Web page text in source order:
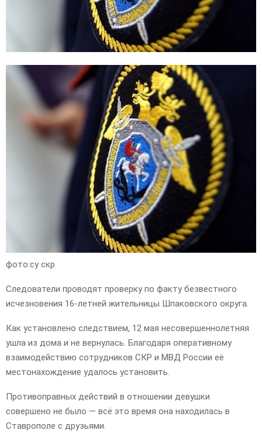
фото:су скр
Следователи проводят проверку по факту безвестного
исчезновения 16-летней жительницы Шпаковского округа.
Как установлено следствием, 12 мая несовершеннолетняя
ушла из дома и не вернулась. Благодаря оперативному
взаимодействию сотрудников СКР и МВД России её
местонахождение удалось установить.
Противоправных действий в отношении девушки
совершено не было — всё это время она находилась в
Ставрополе с друзьями.